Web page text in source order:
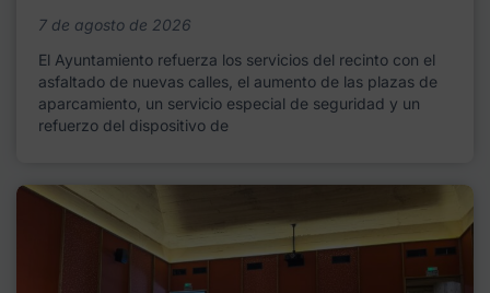
7 de agosto de 2026
El Ayuntamiento refuerza los servicios del recinto con el
asfaltado de nuevas calles, el aumento de las plazas de
aparcamiento, un servicio especial de seguridad y un
refuerzo del dispositivo de